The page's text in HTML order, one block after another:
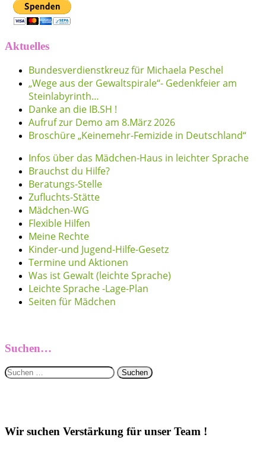
Aktuelles
Bundesverdienstkreuz für Michaela Peschel
„Wege aus der Gewaltspirale“- Gedenkfeier am
Steinlabyrinth…
Danke an die IB.SH !
Aufruf zur Demo am 8.März 2026
Broschüre „Keinemehr-Femizide in Deutschland“
Infos über das Mädchen-Haus in leichter Sprache
Brauchst du Hilfe?
Beratungs-Stelle
Zufluchts-Stätte
Mädchen-WG
Flexible Hilfen
Meine Rechte
Kinder-und Jugend-Hilfe-Gesetz
Termine und Aktionen
Was ist Gewalt (leichte Sprache)
Leichte Sprache -Lage-Plan
Seiten für Mädchen
Suchen…
Suchen
nach:
Wir suchen Verstärkung für unser Team !